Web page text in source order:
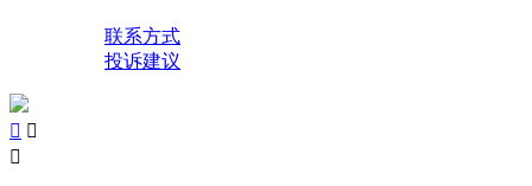
联系方式
投诉建议
 
